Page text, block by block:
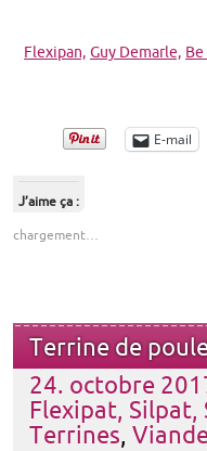
Flexipan, Guy Demarle, Be
E-mail
J’aime ça :
chargement…
Terrine de
24. octobre
Flexipat, Silpat,
Terrines,